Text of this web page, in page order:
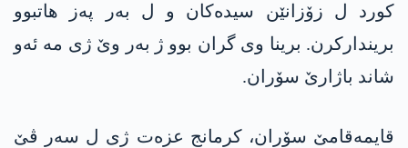
کورد ل زۆزانێن سیدەکان و ل بەر پەز ھاتبوو
بریندارکرن. برینا وی گران بوو ژ بەر وێ ژی مە ئەو
شاند باژارێ سۆران.
قایمەقامێ سۆران، کرمانج عزەت ژی ل سەر ڤێ